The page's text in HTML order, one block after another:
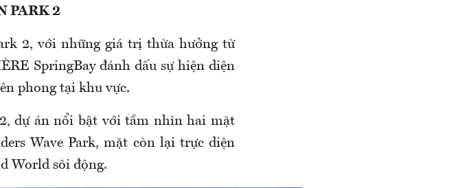
PARK 2
2, với những giá trị thừa hưởng từ
SpringBay đánh dấu sự hiện diện
phong tại khu vực.
dự án nổi bật với tầm nhìn hai mặt
Wave Park, mặt còn lại trực diện
World sôi động.